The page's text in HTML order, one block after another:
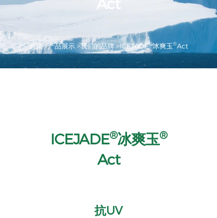
首页 >产品展示 >我们的品牌 >ICEJADE®冰爽玉®Act
ICEJADE®冰爽玉®
Act
抗UV